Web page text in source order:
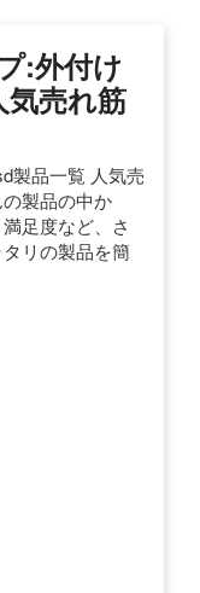
:外付け
売れ筋
製品一覧 人気売
製品の中か
足度など、さ
リの製品を簡